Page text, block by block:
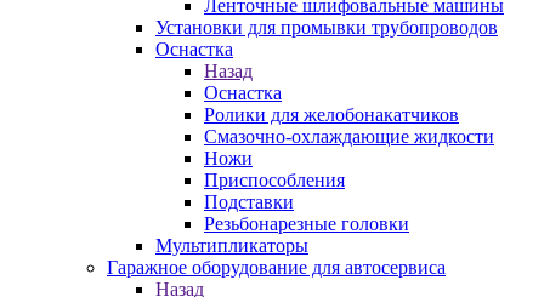
Ленточные шлифовальные машины
Установки для промывки трубопроводов
Оснастка
Назад
Оснастка
Ролики для желобонакатчиков
Смазочно-охлаждающие жидкости
Ножи
Приспособления
Подставки
Резьбонарезные головки
Мультипликаторы
Гаражное оборудование для автосервиса
Назад